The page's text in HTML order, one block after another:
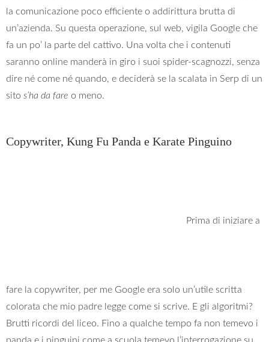
la comunicazione poco efficiente o addirittura brutta di
un’azienda. Su questa operazione, sul web, vigila Google che
fa un po’ la parte del cattivo. Una volta che i contenuti
saranno online manderà in giro i suoi spider-scagnozzi, senza
dire né come né quando, e deciderà se la scalata in Serp di un
sito s’ha da fare o meno.
Copywriter, Kung Fu Panda e Karate Pinguino
Prima di iniziare a
fare la copywriter, per me Google era solo un’utile scritta
colorata che mio padre legge come si scrive. E gli algoritmi?
Brutti ricordi del liceo. Fino a qualche tempo fa non temevo i
panda e i pinguini come a scuola temevo l’interrogazione su